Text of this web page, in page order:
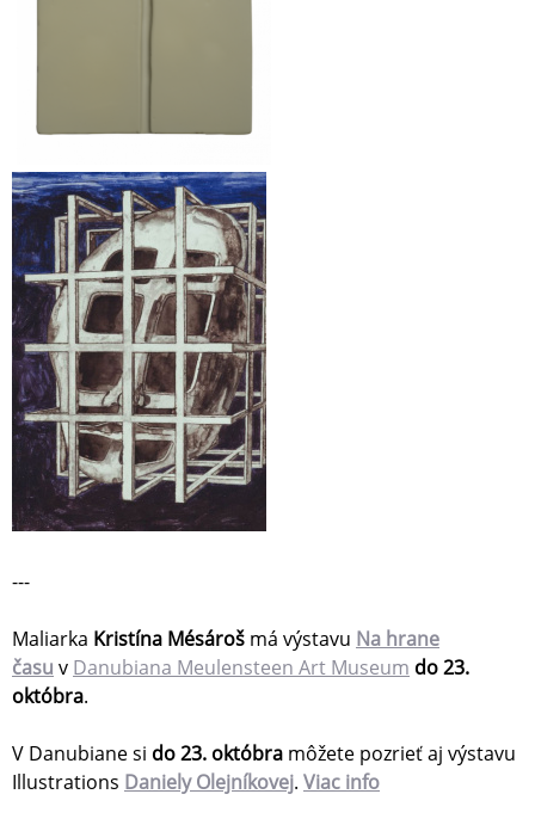
---
Maliarka Kristína Mésároš má výstavu Na hrane
času v Danubiana Meulensteen Art Museum do 23.
októbra.
V Danubiane si do 23. októbra môžete pozrieť aj výstavu
Illustrations Daniely Olejníkovej. Viac info